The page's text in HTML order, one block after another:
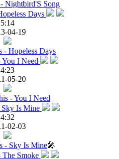
Nightbird'S Song
5:14
04-19
- Hopeless Days
4:23
05-20
- You I Need
4:32
02-03
- Sky Is Mine🎤